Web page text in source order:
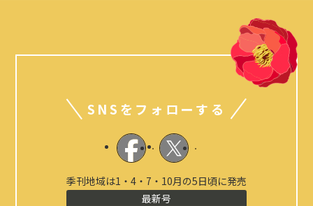
SNSをフォローする
季刊地域は1・4・7・10月の5日頃に発売
最新号